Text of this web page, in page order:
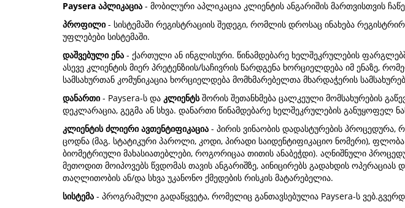
Paysera აპლიკაცია - მობილური აპლიკაცია კლიენტის ანგარიშის მართვისთვის
პროფილი - სისტემაში რეგისტრაციის შედეგი, რომლის დროსაც ინახება
უფლებები სისტემაში.
დაშვებული ენა - ქართული ან ინგლისური. წინამდებარე ხელშეკრულების
ასევე კლიენტის მიერ პრეტენზიის/საჩივრის წარდგენა ხორციელდება იმ ენაზე,
სამსახურთან კომუნიკაცია ხორციელდება მომხმარებელთა მხარდაჭერის
დანართი - Paysera-ს და კლიენტსშორის შეთანხმება ცალკეული მომსახურების
დეკლარაცია, გეგმა ან სხვა. დანართი წინამდებარე ხელშეკრულების განუყოფელ
კლიენტის ძლიერი ავთენტიფიკაცია - პირის ვინაობის დადასტურების პროცედურა,
ცოდნა (მაგ. სტატიკური პაროლი, კოდი, პირადი საიდენტიფიკაციო ნომერი),
ბიომეტრიული მახასიათებლები, როგორიცაა თითის ანაბეჭდი). აღნიშნული
მეთოდით მოიპოვებს წვდომას თავის ანგარიშზე, აინიცირებს გადახდის
თაღლითობის ან/და სხვა უკანონო ქმედების რისკის მატარებელია.
სისტემა - პროგრამული გადაწყვეტა, რომელიც განთავსებულია Paysera-ს